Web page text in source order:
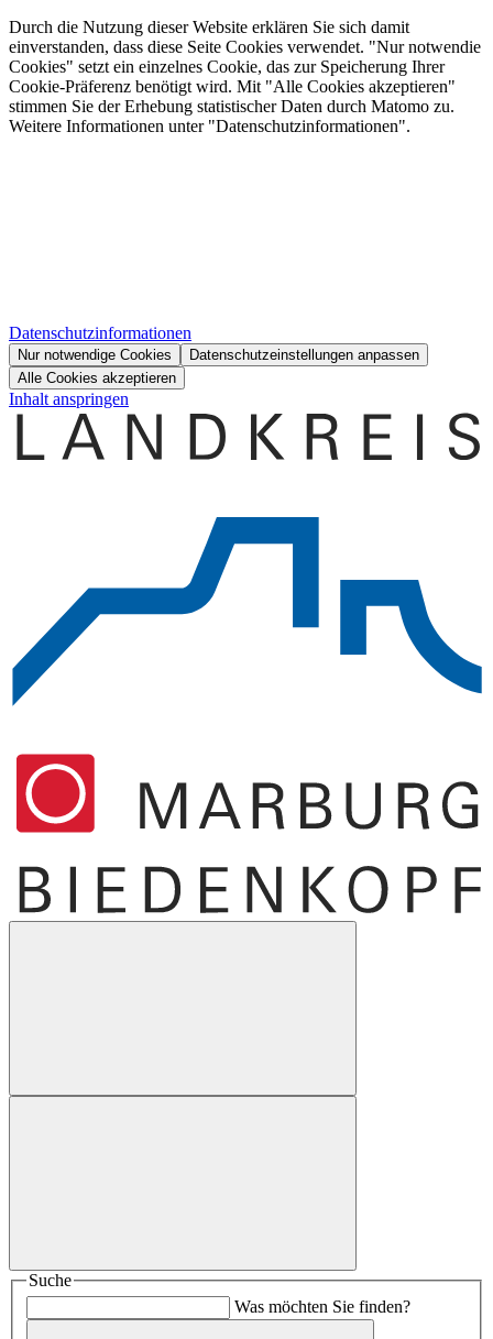
Durch die Nutzung dieser Website erklären Sie sich damit
einverstanden, dass diese Seite Cookies verwendet. "Nur notwendie
Cookies" setzt ein einzelnes Cookie, das zur Speicherung Ihrer
Cookie-Präferenz benötigt wird. Mit "Alle Cookies akzeptieren"
stimmen Sie der Erhebung statistischer Daten durch Matomo zu.
Weitere Informationen unter "Datenschutzinformationen".
Datenschutzinformationen
Nur notwendige Cookies
Datenschutzeinstellungen anpassen
Alle Cookies akzeptieren
Inhalt anspringen
Suche
Was möchten Sie finden?